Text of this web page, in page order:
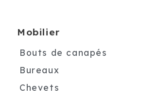
Mobilier
Bouts de canapés
Bureaux
Chevets